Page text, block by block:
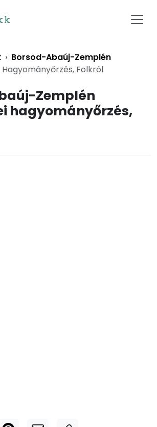
Borsod-Abaúj-Zemplén
Hagyományőrzés, Folkról
Zemplén
hagyományőrzés,